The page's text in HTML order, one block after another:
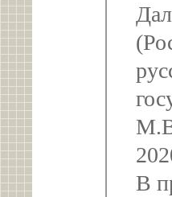
В